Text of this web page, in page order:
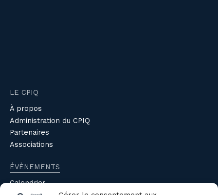
LE CPIQ
À propos
Administration du CPIQ
Partenaires
Associations
ÉVÈNEMENTS
Calendrier